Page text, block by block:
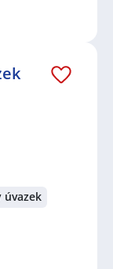
úvazek